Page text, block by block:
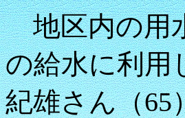
地区内の用
の給水に利用
紀雄さん（